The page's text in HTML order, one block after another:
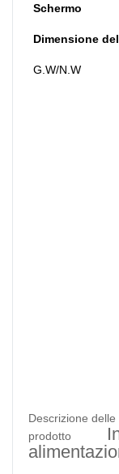
Schermo
Dimensione
G.W/N.W
Descrizione
prodotto